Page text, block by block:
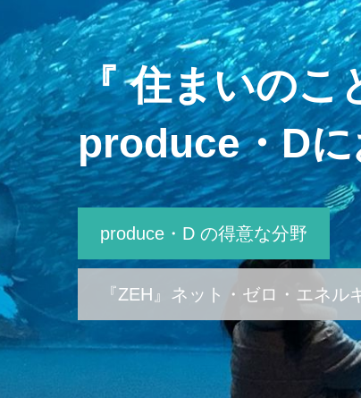
『 住まいのこ
produce・D
produce・D の得意な分野
『ZEH』ネット・ゼロ・エネル